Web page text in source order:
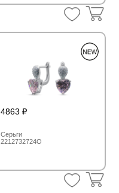
4863
Серьги
2212732724O